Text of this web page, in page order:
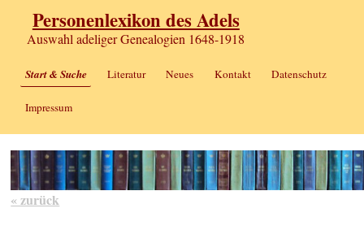
Personenlexikon des Adels
Auswahl adeliger Genealogien 1648-1918
Start & Suche Literatur Neues Kontakt Datenschutz
Impressum
« zurück